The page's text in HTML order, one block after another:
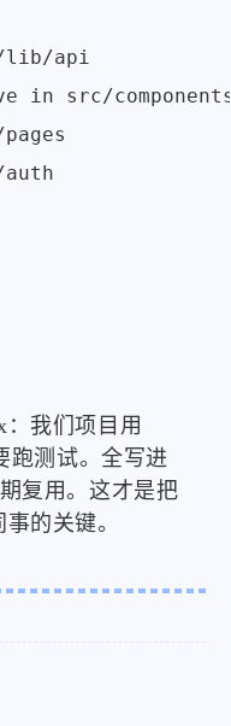
lib/api
in src/
我们项目用
跑测试。全写进
复用。这才是把
的关键。